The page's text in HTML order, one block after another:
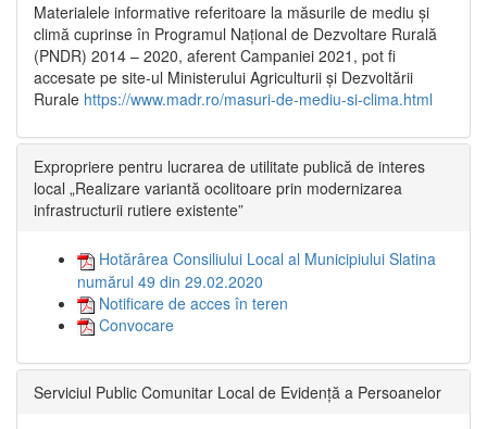
Materialele informative referitoare la măsurile de mediu și
climă cuprinse în Programul Național de Dezvoltare Rurală
(PNDR) 2014 – 2020, aferent Campaniei 2021, pot fi
accesate pe site-ul Ministerului Agriculturii și Dezvoltării
Rurale https://www.madr.ro/masuri-de-mediu-si-clima.html
Expropriere pentru lucrarea de utilitate publică de interes
local „Realizare variantă ocolitoare prin modernizarea
infrastructurii rutiere existente”
Hotărârea Consiliului Local al Municipiului Slatina
numărul 49 din 29.02.2020
Notificare de acces în teren
Convocare
Serviciul Public Comunitar Local de Evidență a Persoanelor